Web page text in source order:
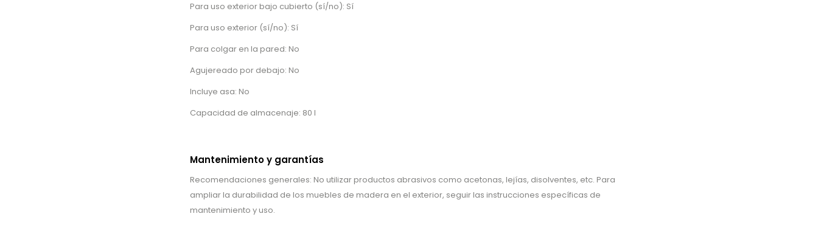
Para uso exterior bajo cubierto (sí/no): Sí
Para uso exterior (sí/no): Sí
Para colgar en la pared: No
Agujereado por debajo: No
Incluye asa: No
Capacidad de almacenaje: 80 l
Mantenimiento y garantías
Recomendaciones generales: No utilizar productos abrasivos como acetonas, lejías, disolventes, etc. Para
ampliar la durabilidad de los muebles de madera en el exterior, seguir las instrucciones específicas de
mantenimiento y uso.